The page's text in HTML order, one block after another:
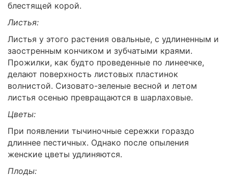
блестящей корой.
Листья:
Листья у этого растения овальные, с удлиненным и
заостренным кончиком и зубчатыми краями.
Прожилки, как будто проведенные по линеечке,
делают поверхность листовых пластинок
волнистой. Сизовато-зеленые весной и летом
листья осенью превращаются в шарлаховые.
Цветы:
При появлении тычиночные сережки гораздо
длиннее пестичных. Однако после опыления
женские цветы удлиняются.
Плоды: